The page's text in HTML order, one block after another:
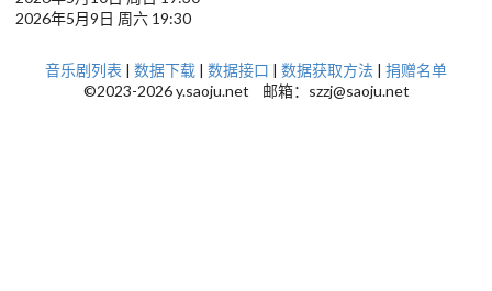
2026年5月9日 周六 19:30
音乐剧列表 | 数据下载 | 数据接口 | 数据获取方法 | 捐赠名单
©2023-2026 y.saoju.net 邮箱：szzj@saoju.net